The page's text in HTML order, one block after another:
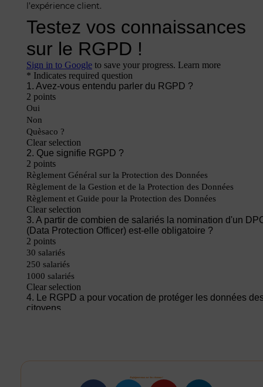
Rejoignez-nous sur les réseaux !
l’expérience client.